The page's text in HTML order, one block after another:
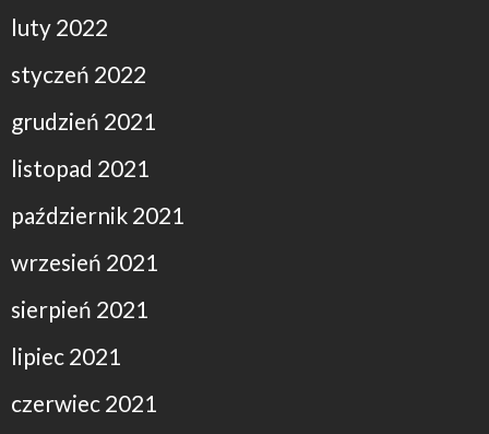
luty 2022
styczeń 2022
grudzień 2021
listopad 2021
październik 2021
wrzesień 2021
sierpień 2021
lipiec 2021
czerwiec 2021